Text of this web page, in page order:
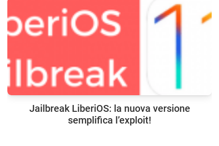
Jailbreak LiberiOS: la nuova versione
semplifica l’exploit!